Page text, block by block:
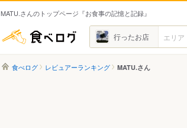
MATU.さんのトップページ『お食事の記憶と記録』
食べログ 行ったお店
食べログ レビュアーランキング MATU.さん